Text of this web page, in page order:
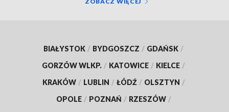
BIAŁYSTOK / BYDGOSZCZ / GDAŃSK /
GORZÓW WLKP. / KATOWICE / KIELCE /
KRAKÓW / LUBLIN / ŁÓDŹ / OLSZTYN /
OPOLE / POZNAŃ / RZESZÓW /